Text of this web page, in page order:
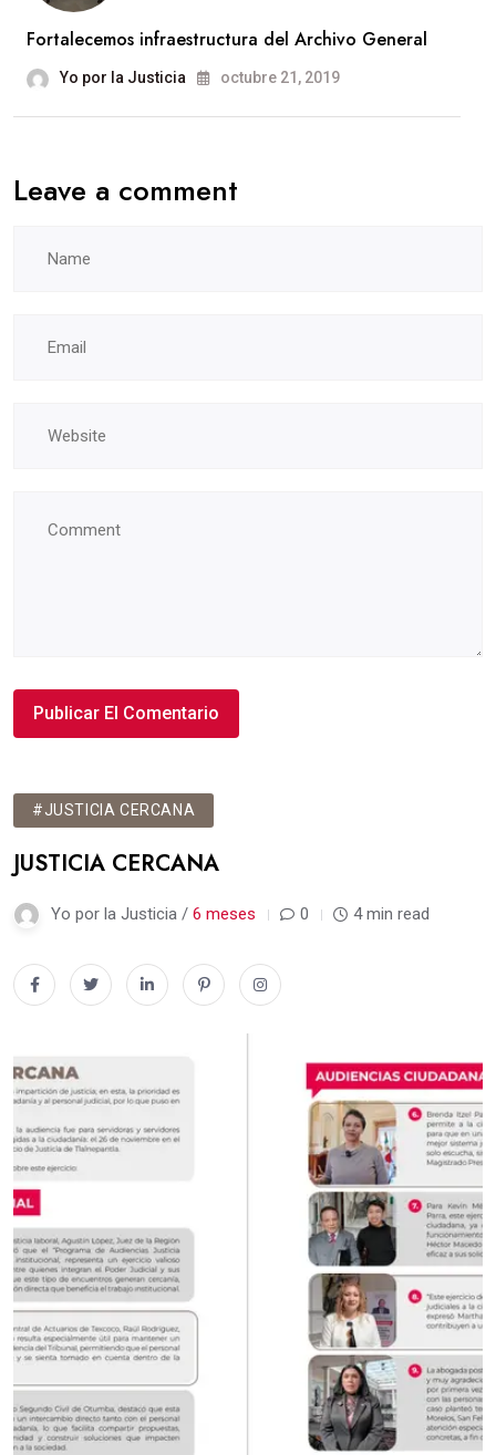
Fortalecemos infraestructura del Archivo General
Yo por la Justicia octubre 21, 2019
Leave a comment
#JUSTICIA CERCANA
JUSTICIA CERCANA
Yo por la Justicia / 6 meses 0 4 min read